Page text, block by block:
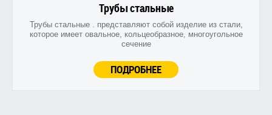
Трубы стальные
Трубы стальные . представляют собой изделие из стали,
которое имеет овальное, кольцеобразное, многоугольное
сечение
ПОДРОБНЕЕ